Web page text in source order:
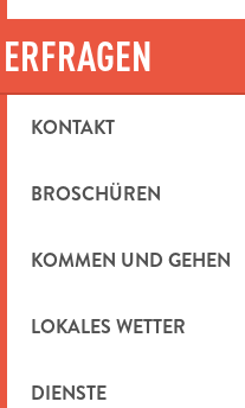
ERFRAGEN
KONTAKT
BROSCHÜREN
KOMMEN UND GEHEN
LOKALES WETTER
DIENSTE
Roquevaire